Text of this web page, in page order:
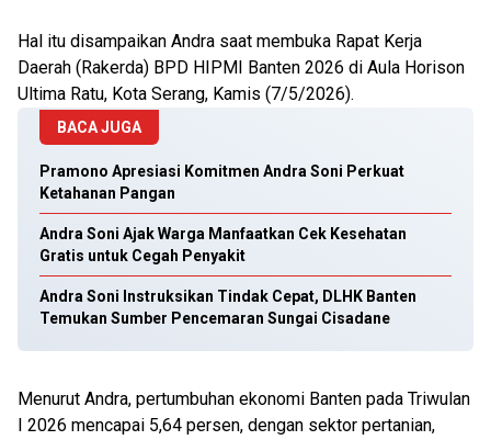
Hal itu disampaikan Andra saat membuka Rapat Kerja
Daerah (Rakerda) BPD HIPMI Banten 2026 di Aula Horison
Ultima Ratu, Kota Serang, Kamis (7/5/2026).
BACA JUGA
Pramono Apresiasi Komitmen Andra Soni Perkuat
Ketahanan Pangan
Andra Soni Ajak Warga Manfaatkan Cek Kesehatan
Gratis untuk Cegah Penyakit
Andra Soni Instruksikan Tindak Cepat, DLHK Banten
Temukan Sumber Pencemaran Sungai Cisadane
Menurut Andra, pertumbuhan ekonomi Banten pada Triwulan
I 2026 mencapai 5,64 persen, dengan sektor pertanian,